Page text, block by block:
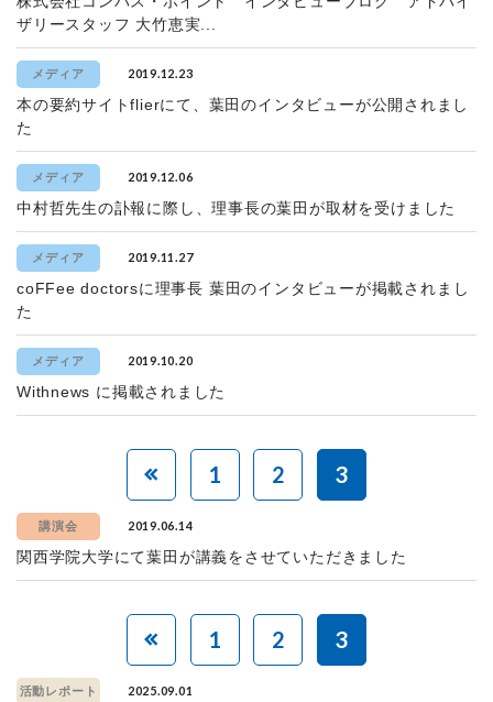
ザリースタッフ 大竹恵実...
メディア 2019.12.23
本の要約サイトflierにて、葉田のインタビューが公開されまし
た
メディア 2019.12.06
中村哲先生の訃報に際し、理事長の葉田が取材を受けました
メディア 2019.11.27
coFFee doctorsに理事長 葉田のインタビューが掲載されまし
た
メディア 2019.10.20
Withnews に掲載されました
1 2 3
講演会 2019.06.14
関西学院大学にて葉田が講義をさせていただきました
1 2 3
活動レポート 2025.09.01